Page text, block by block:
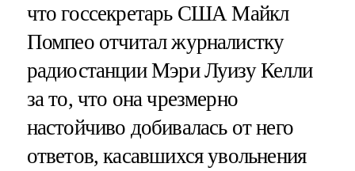
что госсекретарь США Майкл
Помпео отчитал журналистку
радиостанции Мэри Луизу Келли
за то, что она чрезмерно
настойчиво добивалась от него
ответов, касавшихся увольнения